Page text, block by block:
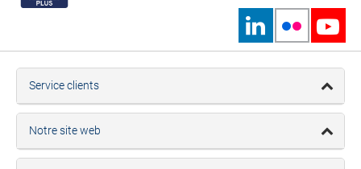
Service clients
Notre site web